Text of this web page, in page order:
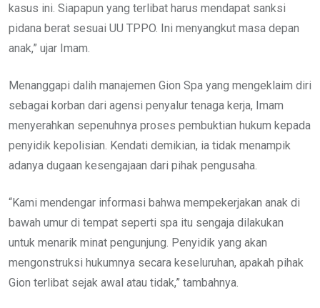
kasus ini. Siapapun yang terlibat harus mendapat sanksi
pidana berat sesuai UU TPPO. Ini menyangkut masa depan
anak,” ujar Imam.
Menanggapi dalih manajemen Gion Spa yang mengeklaim diri
sebagai korban dari agensi penyalur tenaga kerja, Imam
menyerahkan sepenuhnya proses pembuktian hukum kepada
penyidik kepolisian. Kendati demikian, ia tidak menampik
adanya dugaan kesengajaan dari pihak pengusaha.
“Kami mendengar informasi bahwa mempekerjakan anak di
bawah umur di tempat seperti spa itu sengaja dilakukan
untuk menarik minat pengunjung. Penyidik yang akan
mengonstruksi hukumnya secara keseluruhan, apakah pihak
Gion terlibat sejak awal atau tidak,” tambahnya.